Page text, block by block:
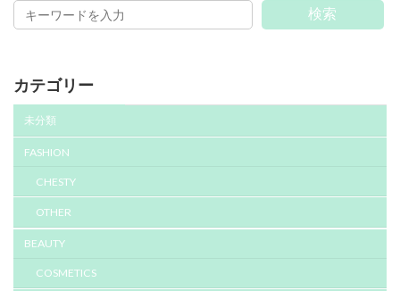
検索
カテゴリー
未分類
FASHION
CHESTY
OTHER
BEAUTY
COSMETICS